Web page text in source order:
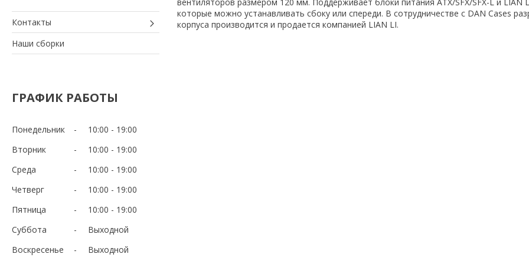
Контакты
Наши сборки
ГРАФИК РАБОТЫ
Понедельник 10:00
19:00
Вторник
10:00
19:00
Среда
10:00
19:00
Четверг
10:00
19:00
Пятница
10:00
19:00
Суббота
Выходной
Воскресенье
Выходной
которые можно устанавливать сбоку или спереди. В сотрудничестве с DAN Cases
корпуса производится и продается компанией LIAN LI.